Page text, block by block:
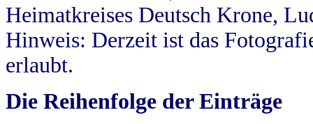
Heimatkreises Deutsch Krone,
Hinweis: Derzeit ist das
erlaubt.
Die Reihenfolge der Einträge